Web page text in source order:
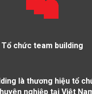
Tổ chức team building
là thương hiệu tổ
nghiệp tại Việt